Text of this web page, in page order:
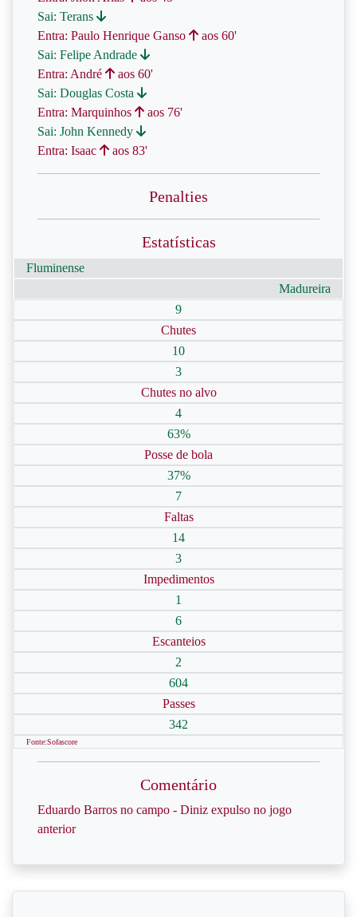
Sai: Terans
Entra: Paulo Henrique Ganso
aos 60'
Sai: Felipe Andrade
Entra: André
aos 60'
Sai: Douglas Costa
Entra: Marquinhos
aos 76'
Sai: John Kennedy
Entra: Isaac
aos 83'
Penalties
Estatísticas
Fluminense
Madureira
9
Chutes
10
3
Chutes no alvo
4
63%
Posse de bola
37%
7
Faltas
14
3
Impedimentos
1
6
Escanteios
2
604
Passes
342
Fonte:Sofascore
Comentário
Eduardo Barros no campo - Diniz expulso no jogo
anterior